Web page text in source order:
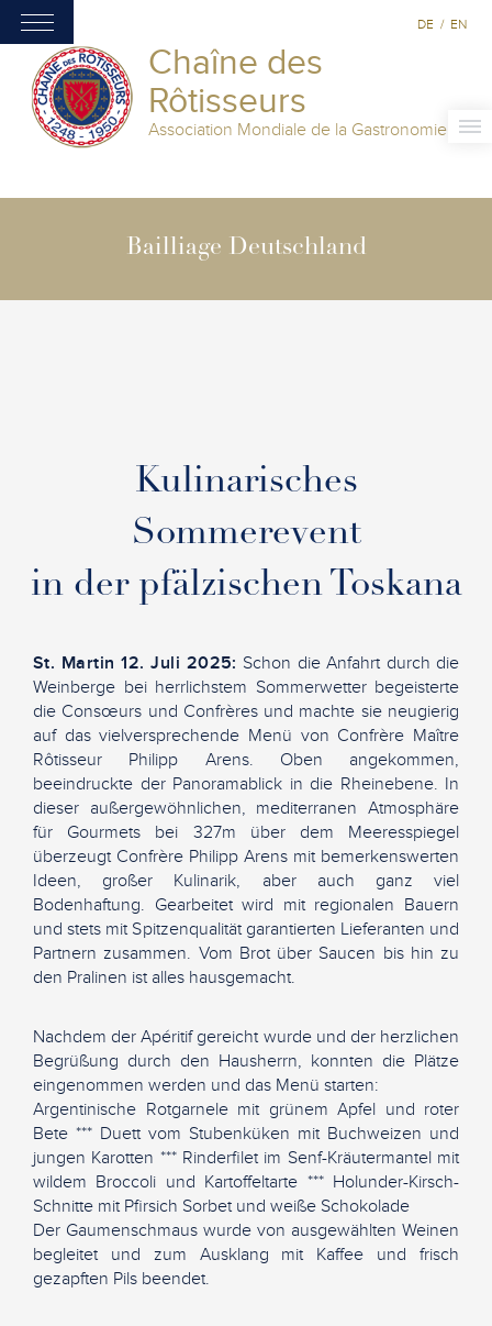
Chaîne des
Rôtisseurs
Association Mondiale de la Gastronomie
DE / EN
Bailliage Deutschland
Kulinarisches
Sommerevent
in der pfälzischen Toskana
St. Martin 12. Juli 2025: Schon die Anfahrt durch die
Weinberge bei herrlichstem Sommerwetter begeisterte
die Consœurs und Confrères und machte sie neugierig
auf das vielversprechende Menü von Confrère Maître
Rôtisseur Philipp Arens. Oben angekommen,
beeindruckte der Panoramablick in die Rheinebene. In
dieser außergewöhnlichen, mediterranen Atmosphäre
für Gourmets bei 327m über dem Meeresspiegel
überzeugt Confrère Philipp Arens mit bemerkenswerten
Ideen, großer Kulinarik, aber auch ganz viel
Bodenhaftung. Gearbeitet wird mit regionalen Bauern
und stets mit Spitzenqualität garantierten Lieferanten und
Partnern zusammen. Vom Brot über Saucen bis hin zu
den Pralinen ist alles hausgemacht.
Nachdem der Apéritif gereicht wurde und der herzlichen
Begrüßung durch den Hausherrn, konnten die Plätze
eingenommen werden und das Menü starten:
Argentinische Rotgarnele mit grünem Apfel und roter
Bete *** Duett vom Stubenküken mit Buchweizen und
jungen Karotten *** Rinderfilet im Senf-Kräutermantel mit
wildem Broccoli und Kartoffeltarte *** Holunder-Kirsch-
Schnitte mit Pfirsich Sorbet und weiße Schokolade
Der Gaumenschmaus wurde von ausgewählten Weinen
begleitet und zum Ausklang mit Kaffee und frisch
gezapften Pils beendet.